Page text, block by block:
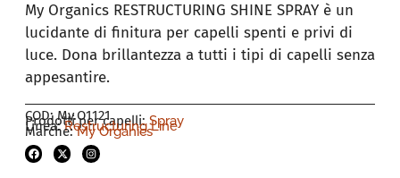
My Organics RESTRUCTURING SHINE SPRAY è un
lucidante di finitura per capelli spenti e privi di
luce. Dona brillantezza a tutti i tipi di capelli senza
appesantire.
COD: My.O1121
Prodotti per capelli:Spray
Linea:Restructuring Line
Marche:My Organics